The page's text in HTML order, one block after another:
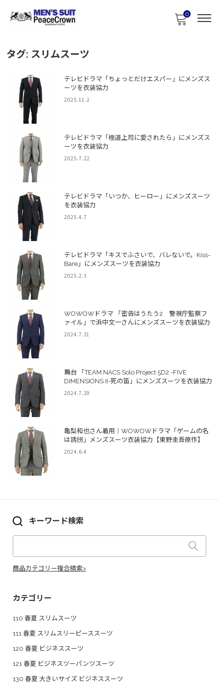
0
タグ: スリムスーツ
テレビドラマ「ちょっとだけエスパー」にメンズス
ーツを衣装協力
2025.11.2
テレビドラマ「極道上司に愛されたら」にメンズス
ーツを衣装協力
2025.7.22
テレビドラマ「いつか、ヒーロー」にメンズスーツ
を衣装協力
2025.4.7
テレビドラマ「キスでふさいで、バレないで。Kiss-
Bare」にメンズスーツを衣装協力
2025.2.3
WOWOWドラマ 「密告はうたう2 警視庁監察フ
ァイル」で浜中文一さんにメンズスーツを衣装協力
2024.7.31
舞台 「TEAM NACS Solo Project 5D2 -FIVE
DIMENSIONS II-死の笛」にメンズスーツを衣装協力
2024.7.29
亀梨和也さん着用｜WOWOWドラマ「ゲームの名
は誘拐」メンズスーツ衣装協力【東野圭吾原作】
2024.6.4
キーワード検索
商品カテゴリー複合検索>
カテゴリー
110 春夏 スリムスーツ
111 春夏 スリムスリーピーススーツ
120 春夏 ビジネススーツ
121 春夏 ビジネスツーパンツスーツ
130 春夏 大きいサイズ ビジネススーツ